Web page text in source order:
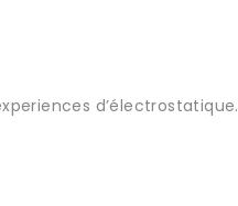
d’électrostatique.